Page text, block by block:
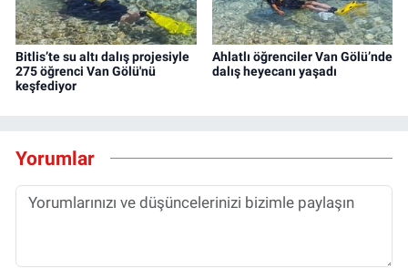
Bitlis’te su altı dalış projesiyle
275 öğrenci Van Gölü'nü
keşfediyor
Ahlatlı öğrenciler Van Gölü’nde
dalış heyecanı yaşadı
Yorumlar